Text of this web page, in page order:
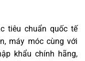
tiêu chuẩn quốc tế
máy móc cùng với
khẩu chính hãng,